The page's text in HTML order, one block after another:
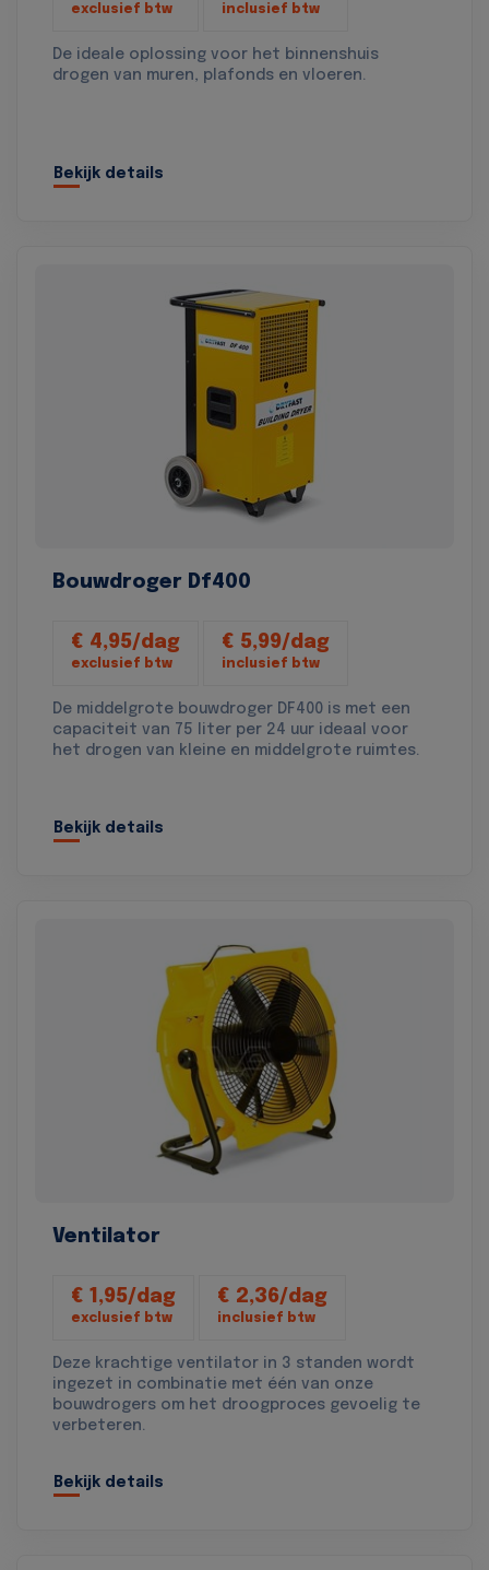
exclusief btw inclusief btw
De ideale oplossing voor het binnenshuis
drogen van muren, plafonds en vloeren.
Bekijk details
Bouwdroger Df400
€ 4,95/dag
exclusief btw
€ 5,99/dag
inclusief btw
De middelgrote bouwdroger DF400 is met een
capaciteit van 75 liter per 24 uur ideaal voor
het drogen van kleine en middelgrote ruimtes.
Bekijk details
Ventilator
€ 1,95/dag
exclusief btw
€ 2,36/dag
inclusief btw
Deze krachtige ventilator in 3 standen wordt
ingezet in combinatie met één van onze
bouwdrogers om het droogproces gevoelig te
verbeteren.
Bekijk details